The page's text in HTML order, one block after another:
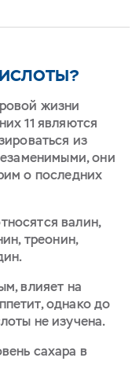
жизни
11 являются
из
они
о последних
валин,
треонин,
влияет на
однако до
не изучена.
сахара в